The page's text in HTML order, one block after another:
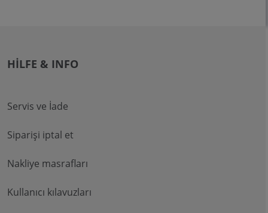
HILFE & INFO
Servis ve İade
Siparişi iptal et
Nakliye masrafları
Kullanıcı kılavuzları